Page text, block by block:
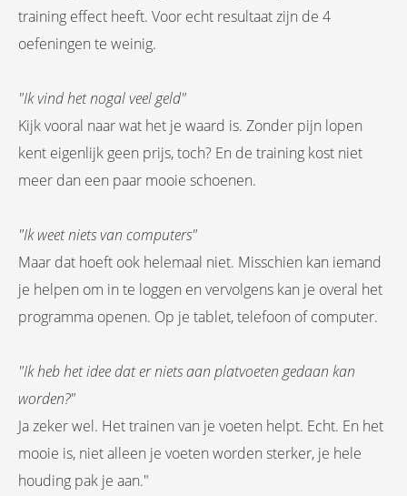
training effect heeft. Voor echt resultaat zijn de 4
oefeningen te weinig.
"Ik vind het nogal veel geld"
Kijk vooral naar wat het je waard is. Zonder pijn lopen
kent eigenlijk geen prijs, toch? En de training kost niet
meer dan een paar mooie schoenen.
"Ik weet niets van computers"
Maar dat hoeft ook helemaal niet. Misschien kan iemand
je helpen om in te loggen en vervolgens kan je overal het
programma openen. Op je tablet, telefoon of computer.
"Ik heb het idee dat er niets aan platvoeten gedaan kan
worden?"
Ja zeker wel. Het trainen van je voeten helpt. Echt. En het
mooie is, niet alleen je voeten worden sterker, je hele
houding pak je aan."